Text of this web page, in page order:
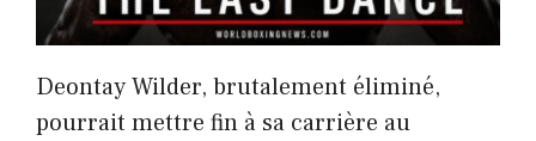
Deontay Wilder, brutalement éliminé,
pourrait mettre fin à sa carrière au